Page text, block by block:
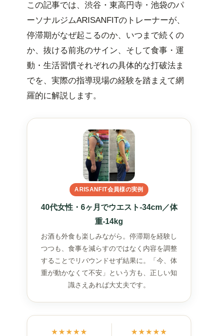
この記事では、渋谷・東高円寺・池袋のパ
ーソナルジムARISANFITのトレーナーが、
停滞期がなぜ起こるのか、いつまで続くの
か、抜ける前兆のサイン、そして食事・運
動・生活習慣それぞれの具体的な打破法ま
でを、実際の指導現場の経験を踏まえて網
羅的に解説します。
ARISANFIT会員様の実例
40代女性・6ヶ月でウエスト-34cm／体
重-14kg
お酒も外食も楽しみながら。停滞期を経験し
つつも、食事を減らすのではなく内容を調整
することでリバウンドせず結果に。「今、体
重が動かなくて不安」という方も、正しい知
識さえあれば大丈夫です。
★★★★★ ★★★★★